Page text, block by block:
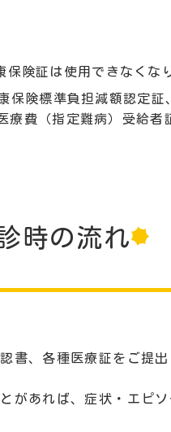
険証は使用できなくな
険標準負担減額認定
費（指定難病）受給者
時の流れ
書、各種医療証をご提
があれば、症状・エピ